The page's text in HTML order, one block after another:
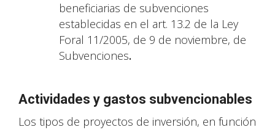
beneficiarias de subvenciones
establecidas en el art. 13.2 de la Ley
Foral 11/2005, de 9 de noviembre, de
Subvenciones.
Actividades y gastos subvencionables
Los tipos de proyectos de inversión, en función